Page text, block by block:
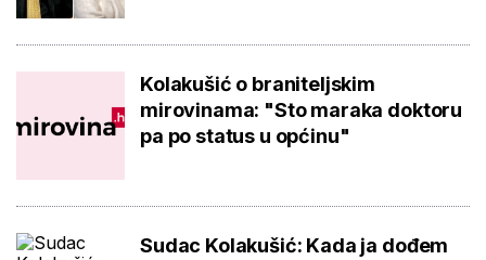
Kolakušić o braniteljskim
mirovinama: "Sto maraka doktoru
pa po status u općinu"
Sudac Kolakušić: Kada ja dođem